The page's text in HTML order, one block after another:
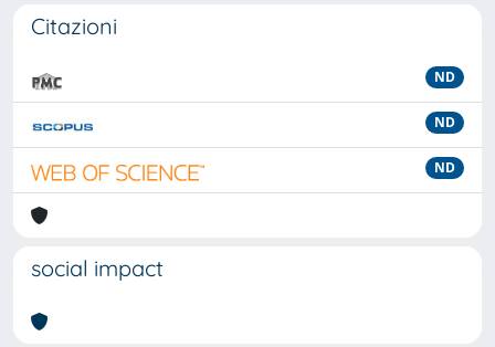
Citazioni
ND
ND
ND
social impact